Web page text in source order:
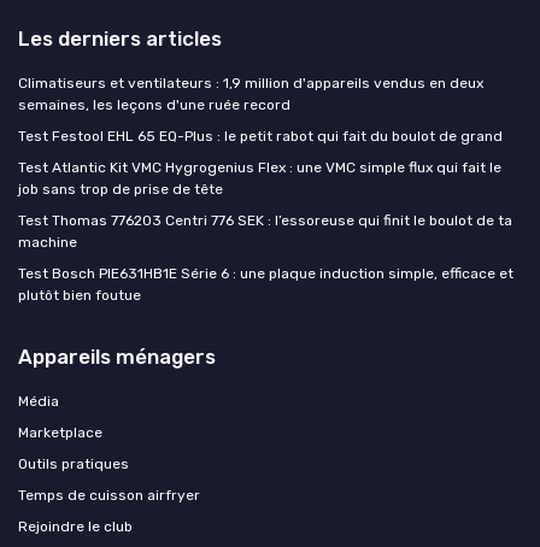
Les derniers articles
Climatiseurs et ventilateurs : 1,9 million d'appareils vendus en deux
semaines, les leçons d'une ruée record
Test Festool EHL 65 EQ-Plus : le petit rabot qui fait du boulot de grand
Test Atlantic Kit VMC Hygrogenius Flex : une VMC simple flux qui fait le
job sans trop de prise de tête
Test Thomas 776203 Centri 776 SEK : l’essoreuse qui finit le boulot de ta
machine
Test Bosch PIE631HB1E Série 6 : une plaque induction simple, efficace et
plutôt bien foutue
Appareils ménagers
Média
Marketplace
Outils pratiques
Temps de cuisson airfryer
Rejoindre le club